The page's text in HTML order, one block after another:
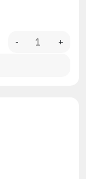
- +